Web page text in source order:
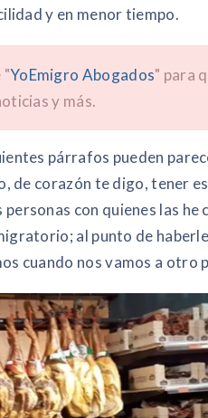
y en menor tiempo.
"YoEmigro Abogados" para
y más.
párrafos pueden
de corazón te digo, tener
con quienes las
al punto de
cuando nos vamos a otro